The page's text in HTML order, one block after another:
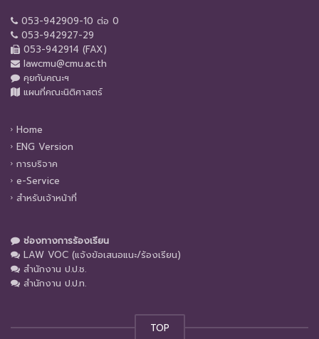
053-942909-10 ต่อ 0
053-942927-29
053-942914 (FAX)
lawcmu@cmu.ac.th
คุยกับคณะฯ
แผนที่คณะนิติศาสตร์
Home
ENG Version
การบริจาค
e-Service
สำหรับเจ้าหน้าที่
ช่องทางการร้องเรียน
LAW VOC (แจ้งข้อเสนอแนะ/ร้องเรียน)
สำนักงาน ป.ป.ช.
สำนักงาน ป.ป.ท.
TOP